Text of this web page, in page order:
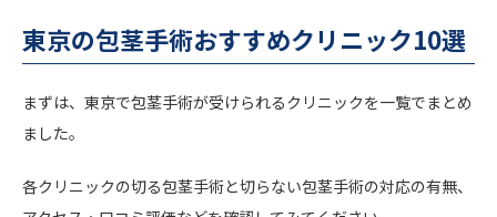
東京の包茎手術おすすめクリニック10選
まずは、東京で包茎手術が受けられるクリニックを一覧でまとめ
ました。
各クリニックの切る包茎手術と切らない包茎手術の対応の有無、